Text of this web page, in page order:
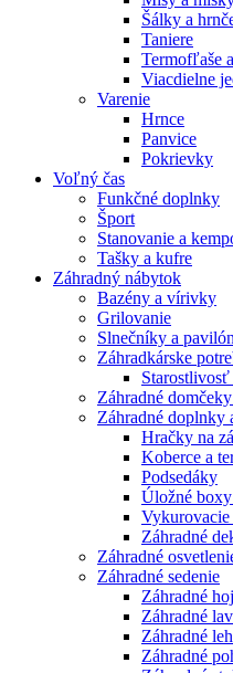
Šálky a
Taniere
Termofľaše
Viacdielne
Varenie
Hrnce
Panvice
Pokrievky
Voľný čas
Funkčné doplnky
Šport
Stanovanie a
Tašky a kufre
Záhradný nábytok
Bazény a vírivky
Grilovanie
Slnečníky a
Záhradkárske
Záhradné
Záhradné doplnky
Hračky na
Koberce a
Podsedáky
Úložné
Vykurovacie
Záhradné
Záhradné
Záhradné sedenie
Záhradné
Záhradné
Záhradné
Záhradné